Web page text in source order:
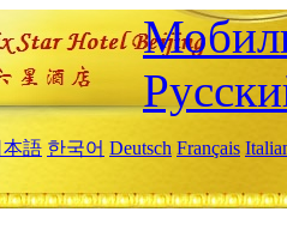
本語 한국어 Deutsch Français